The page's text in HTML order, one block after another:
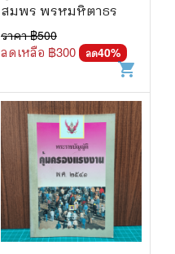
สมพร พรหมหิตาธร
ราคา ฿500
ลดเหลือ ฿300 ลด40%
shopping_cart